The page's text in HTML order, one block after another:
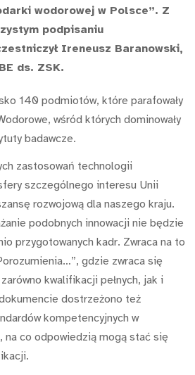
wodorowej w Polsce”. Z
podpisaniu
Ireneusz Baranowski,
ds. ZSK.
140 podmiotów, które parafowały
wśród których dominowały
badawcze.
zastosowań technologii
szczególnego interesu Unii
rozwojową dla naszego kraju.
podobnych innowacji nie będzie
przygotowanych kadr. Zwraca na to
gdzie zwraca się
kwalifikacji pełnych, jak i
dostrzeżono też
kompetencyjnych w
na co odpowiedzią mogą stać się